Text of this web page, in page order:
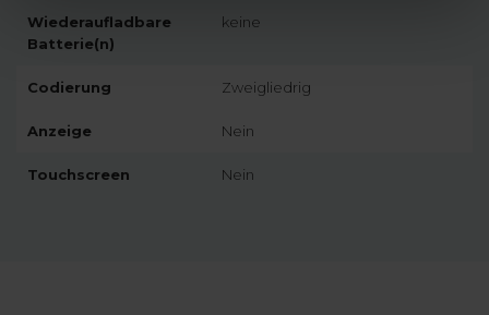
Wiederaufladbare
Batterie(n)
keine
Codierung Zweigliedrig
Anzeige Nein
Touchscreen Nein